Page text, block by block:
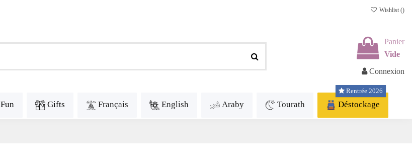
Wishlist ()
Panier
Vide
Connexion
Fun Gifts Français English Araby Tourath Déstockage
Rentrée 2026